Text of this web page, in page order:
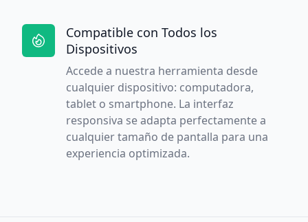
Compatible con Todos los
Dispositivos
Accede a nuestra herramienta desde
cualquier dispositivo: computadora,
tablet o smartphone. La interfaz
responsiva se adapta perfectamente a
cualquier tamaño de pantalla para una
experiencia optimizada.